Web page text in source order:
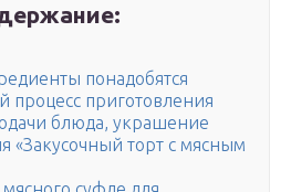
понадобятся
процесс приготовления
блюда, украшение
«Закусочный торт с мясным